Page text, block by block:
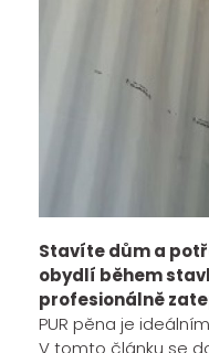
Stavíte dům a
obydlí během
profesionálně
PUR pěna je
V tomto článku se